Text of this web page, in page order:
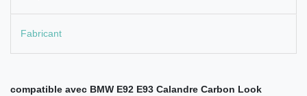
Fabricant
compatible avec BMW E92 E93 Calandre Carbon Look